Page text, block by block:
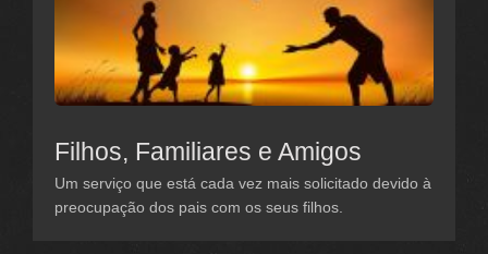
Filhos, Familiares e Amigos
Um serviço que está cada vez mais solicitado devido à
preocupação dos pais com os seus filhos.